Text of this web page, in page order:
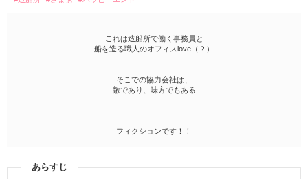
これは造船所で働く事務員と
船を造る職人のオフィスlove（？）
そこでの協力会社は、
敵であり、味方でもある
フィクションです！！
あらすじ